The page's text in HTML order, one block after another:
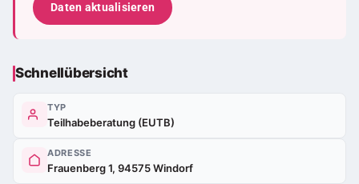
Daten aktualisieren
Schnellübersicht
TYP
Teilhabeberatung (EUTB)
ADRESSE
Frauenberg 1, 94575 Windorf